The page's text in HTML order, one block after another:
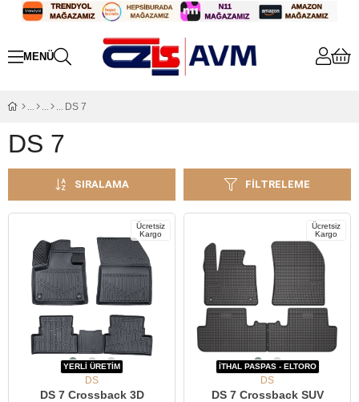
DS 7
DS 7
FILTRELEME
SIRALAMA
YERLİ ÜRETİM
Ücretsiz
Kargo
DS
DS 7 Crossback 3D
İTHAL PASPAS - ELTORO
Ücretsiz
Kargo
DS
DS 7 Crossback SUV